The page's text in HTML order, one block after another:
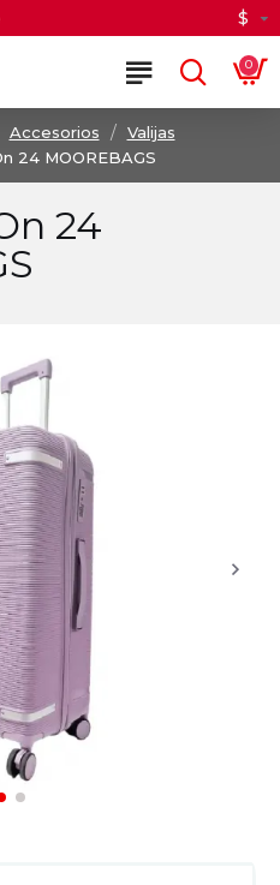
$
0
Accesorios
Valijas
24 MOOREBAGS
24